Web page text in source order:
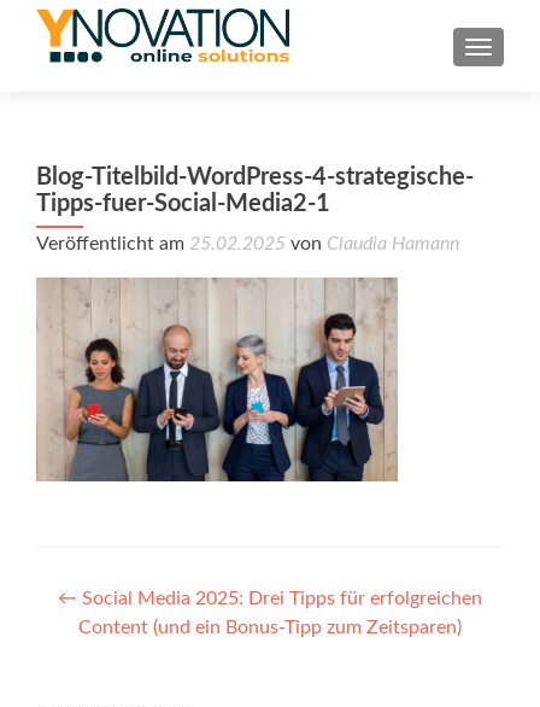
Blog-Titelbild-WordPress-4-strategische-
Tipps-fuer-Social-Media2-1
Veröffentlicht am 25.02.2025 von Claudia Hamann
Post
navigation
← Social Media 2025: Drei Tipps für erfolgreichen
Content (und ein Bonus-Tipp zum Zeitsparen)